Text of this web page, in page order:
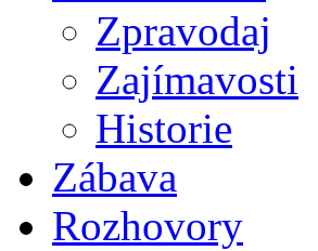
Zpravodaj
Zajímavosti
Historie
Zábava
Rozhovory